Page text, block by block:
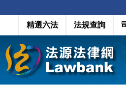
精選六法 法規查詢